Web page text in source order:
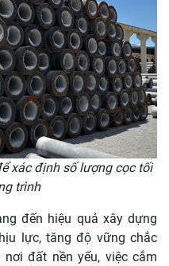
xác định số lượng cọc tối
trình
đến hiệu quả xây dựng
lực, tăng độ vững chắc
đất nền yếu, việc cắm